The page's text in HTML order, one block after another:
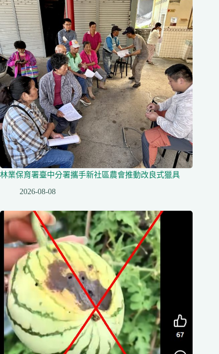
林業保育署臺中分署攜手新社區農會推動改良式獵具
2026-08-08